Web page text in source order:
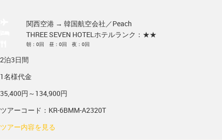
関西空港 → 韓国航空会社／Peach
THREE SEVEN HOTELホテルランク：★★
朝：0回 昼：0回 夜：0回
2泊3日間
1名様代金
35,400円～134,900円
ツアーコード：KR-6BMM-A2320T
ツアー内容を見る